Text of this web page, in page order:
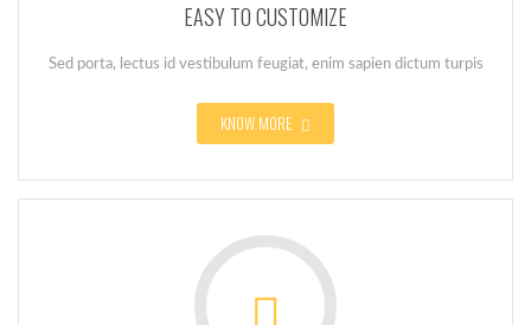
EASY TO CUSTOMIZE
Sed porta, lectus id vestibulum feugiat, enim sapien dictum turpis
KNOW MORE